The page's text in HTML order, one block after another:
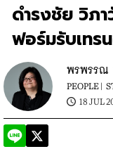
ดำรงชัย วิภ
ฟอร์มรับเทร
พรพรรณ
PEOPLE |
18 JUL